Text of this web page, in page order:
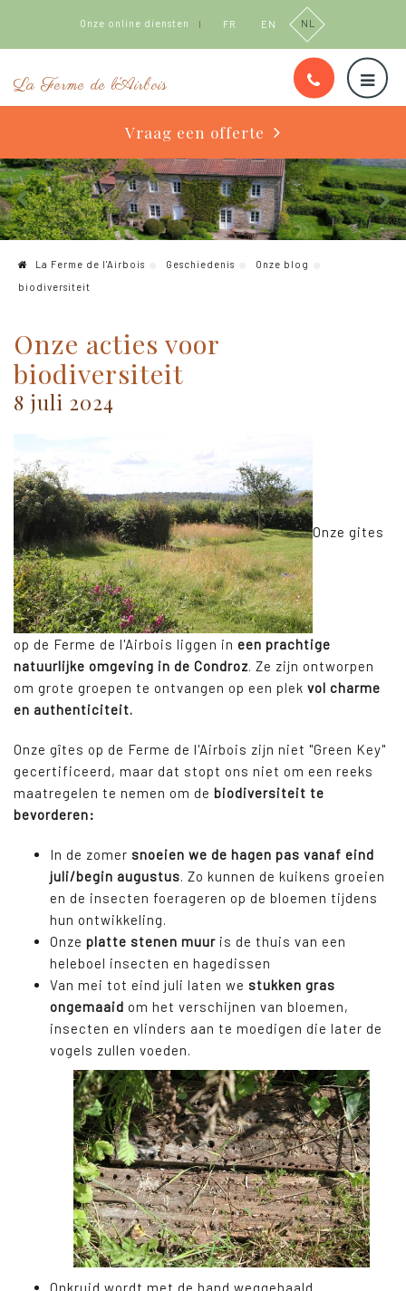
Onze online diensten FR EN NL
La Ferme de l'Airbois
Vraag een offerte
La Ferme de l'Airbois Geschiedenis
Onze blog
biodiversiteit
Onze acties voor
biodiversiteit
8 juli 2024
Onze gites
op de Ferme de l'Airbois liggen in een prachtige
natuurlijke omgeving in de Condroz. Ze zijn ontworpen
om grote groepen te ontvangen op een plek vol charme
en authenticiteit.
Onze gîtes op de Ferme de l'Airbois zijn niet "Green Key"
gecertificeerd, maar dat stopt ons niet om een reeks
maatregelen te nemen om de biodiversiteit te
bevorderen:
In de zomer snoeien we de hagen pas vanaf eind
juli/begin augustus. Zo kunnen de kuikens groeien
en de insecten foerageren op de bloemen tijdens
hun ontwikkeling.
Onze platte stenen muur is de thuis van een
heleboel insecten en hagedissen
Van mei tot eind juli laten we stukken gras
ongemaaid om het verschijnen van bloemen,
insecten en vlinders aan te moedigen die later de
vogels zullen voeden.
Onkruid wordt met de hand weggehaald